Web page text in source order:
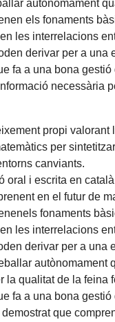
autònomament
els fonaments
les interrelacions
derivar per a una
fa a una bona
necessària
propi
per
canviants.
oral i escrita en
en el futur de
fonaments
les interrelacions
derivar per a una
autònomament
la qualitat de la
fa a una bona
que